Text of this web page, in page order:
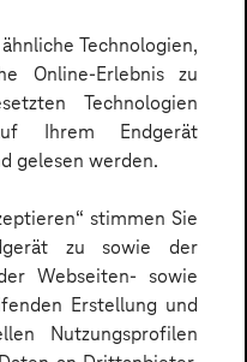
Technologien,
Online-Erlebnis zu
Technologien
Ihrem Endgerät
gelesen werden.
stimmen Sie
zu sowie der
Webseiten- sowie
Erstellung und
Nutzungsprofilen
der gesamten
messbaren Business
Use Cases,
sowie
Act und DSGVO –